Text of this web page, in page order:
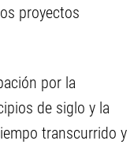
proyectos
por la
de siglo y la
transcurrido y